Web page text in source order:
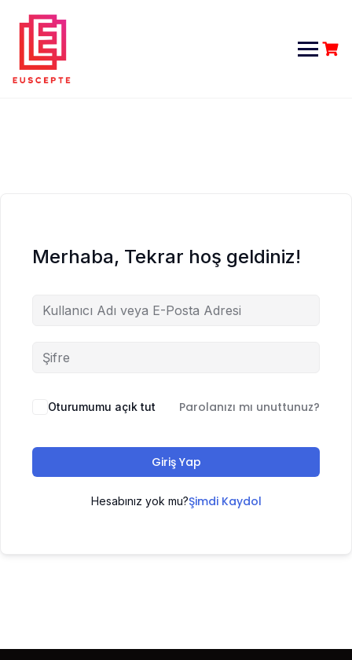
content
Merhaba, Tekrar hoş geldiniz!
Oturumumu açık tut Parolanızı mı unuttunuz?
Giriş Yap
Hesabınız yok mu?Şimdi Kaydol